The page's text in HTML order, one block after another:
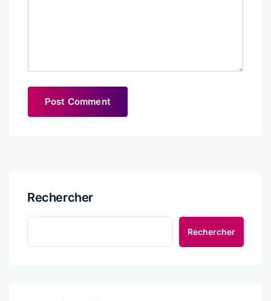
Rechercher
Rechercher